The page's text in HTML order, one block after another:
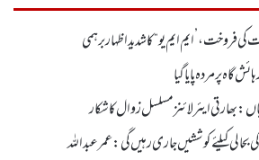
فروخت ، ’ایم ایم یو“ کا شدید اظہار برہمی
بھارتی ایئرلائنز مسلسل زوال کا شکار
بحالی کیلئے کوششیں جاری رہیں گی: عمر عبداللہ